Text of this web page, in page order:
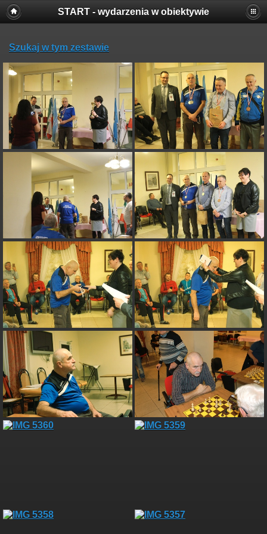
START - wydarzenia w obiektywie
Szukaj w tym zestawie